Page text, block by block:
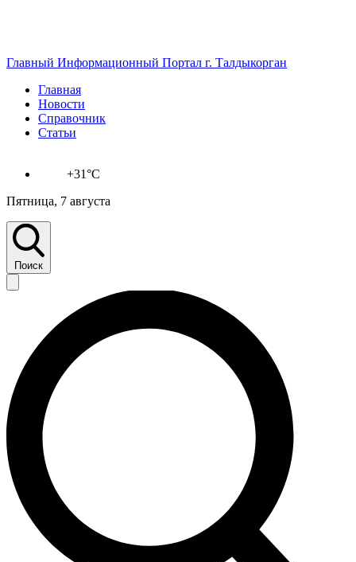
Главный Информационный Портал г. Талдыкорган
Главная
Новости
Справочник
Статьи
+31°C
Пятница, 7 августа
Поиск